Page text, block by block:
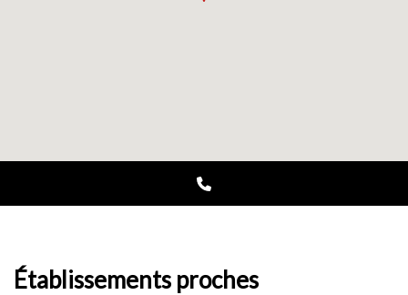
Établissements proches